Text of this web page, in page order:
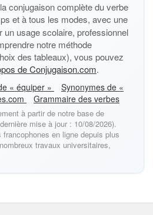
conjugaison complète du verbe
et à tous les modes, avec une
un usage scolaire, professionnel
notre méthode
des tableaux), vous pouvez
de Conjugaison.com.
« équiper »
Synonymes de «
Grammaire des verbes
à partir de notre base de
mise à jour : 10/08/2026).
en ligne depuis plus
travaux universitaires,